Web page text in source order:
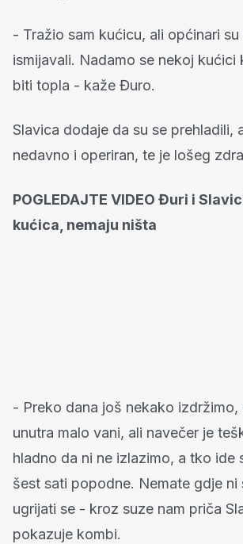
- Tražio sam kućicu, ali općinari
ismijavali. Nadamo se nekoj kućici
biti topla - kaže Đuro.
Slavica dodaje da su se prehladili,
nedavno i operiran, te je lošeg
POGLEDAJTE VIDEO Đuri i
kućica, nemaju ništa
- Preko dana još nekako izdržimo,
unutra malo vani, ali navečer je
hladno da ni ne izlazimo, a tko ide
šest sati popodne. Nemate gdje ni
ugrijati se - kroz suze nam priča
pokazuje kombi.